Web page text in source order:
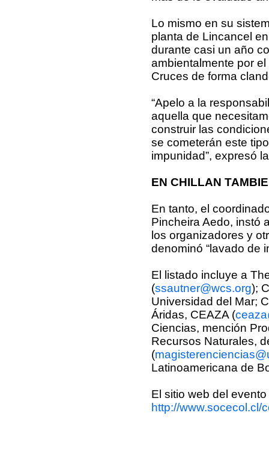
Lo mismo en su
planta de Lincancel
durante casi un año
ambientalmente por
Cruces de forma
“Apelo a la
aquella que
construir las
se cometerán este
impunidad”, expresó
EN CHILLAN
En tanto, el
Pincheira Aedo, instó
los organizadores y
denominó “lavado de
El listado incluye a
(ssautner@wcs.org);
Universidad del Mar;
Áridas, CEAZA (
Ciencias, mención
Recursos Naturales,
(
Latinoamericana de
El sitio web del evento
http://www.socecol.cl/